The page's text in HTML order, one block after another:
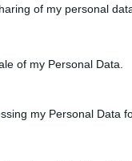
of my personal
of my Personal Data.
my Personal Data